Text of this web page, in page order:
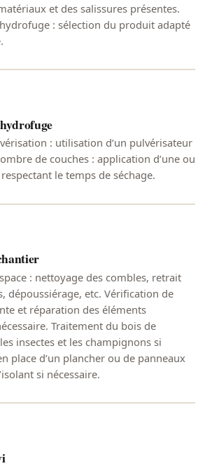
et des salissures présentes.
: sélection du produit adapté
: utilisation d’un pulvérisateur
de couches : application d’une ou
le temps de séchage.
: nettoyage des combles, retrait
dépoussiérage, etc. Vérification de
et réparation des éléments
Traitement du bois de
insectes et les champignons si
place d’un plancher ou de panneaux
si nécessaire.